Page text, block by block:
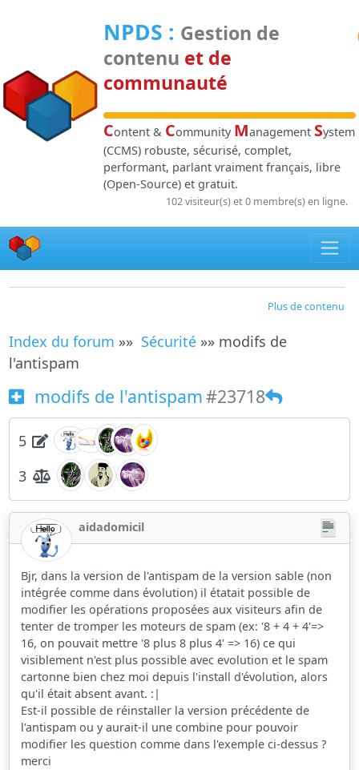
NPDS : Gestion de
contenu et de
communauté
Content & Community Management System
(CCMS) robuste, sécurisé, complet,
performant, parlant vraiment français, libre
(Open-Source) et gratuit.
102 visiteur(s) et 0 membre(s) en ligne.
Plus de contenu
Index du forum »» Sécurité»» modifs de
l'antispam
modifs de l'antispam#23718
5
3
aidadomicil
Bjr, dans la version de l'antispam de la version sable (non
intégrée comme dans évolution) il étatait possible de
modifier les opérations proposées aux visiteurs afin de
tenter de tromper les moteurs de spam (ex: '8 + 4 + 4'=>
16, on pouvait mettre '8 plus 8 plus 4' => 16) ce qui
visiblement n'est plus possible avec evolution et le spam
cartonne bien chez moi depuis l'install d'évolution, alors
qu'il était absent avant. :|
Est-il possible de réinstaller la version précédente de
l'antispam ou y aurait-il une combine pour pouvoir
modifier les question comme dans l'exemple ci-dessus ?
merci